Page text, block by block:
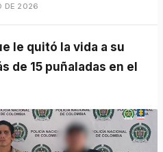
DE 2026
de 15 puñaladas en el